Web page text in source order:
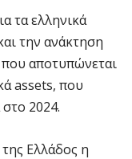
τα ελληνικά
την ανάκτηση
που αποτυπώνεται
assets, που
2024.
Ελλάδος η